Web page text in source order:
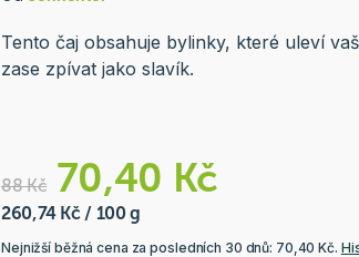
Tento čaj obsahuje bylinky, které uleví
zase zpívat jako slavík.
88 Kč 70,40 Kč
260,74 Kč / 100 g
Nejnižší běžná cena za posledních 30 dnů: 70,40 Kč.